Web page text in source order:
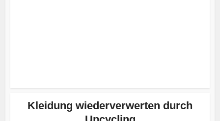
Kleidung wiederverwerten durch